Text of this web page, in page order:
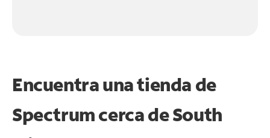
Encuentra una tienda de
Spectrumcerca de South